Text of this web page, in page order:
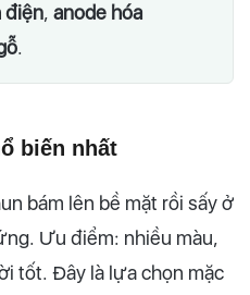
điện, anode hóa
.
biến nhất
bám lên bề mặt rồi sấy ở
Ưu điểm: nhiều màu,
tốt. Đây là lựa chọn mặc